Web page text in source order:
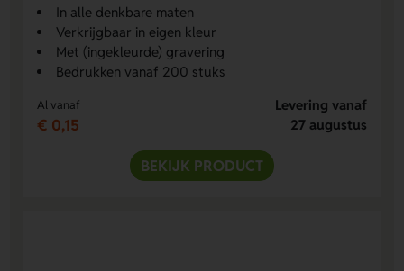
In alle denkbare maten
Verkrijgbaar in eigen kleur
Met (ingekleurde) gravering
Bedrukken vanaf 200 stuks
Al vanaf
€ 0,15
Levering vanaf
27 augustus
BEKIJK PRODUCT